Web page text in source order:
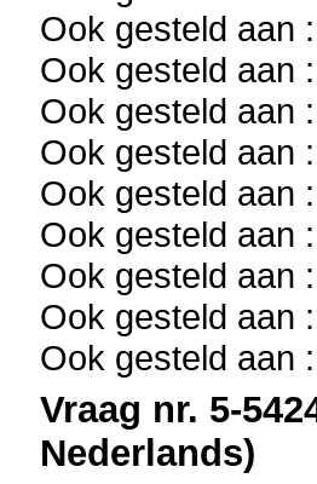
Ook gesteld aan
Ook gesteld aan
Ook gesteld aan
Ook gesteld aan
Ook gesteld aan
Ook gesteld aan
Ook gesteld aan
Ook gesteld aan
Ook gesteld aan
Vraag nr. 5-
Nederlands)